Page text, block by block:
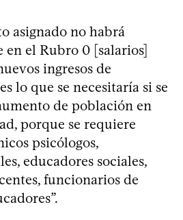
asignado no habrá
en el Rubro 0 [salarios]
ingresos de
lo que se necesitaría si se
de población en
porque se requiere
psicólogos,
educadores sociales,
funcionarios de